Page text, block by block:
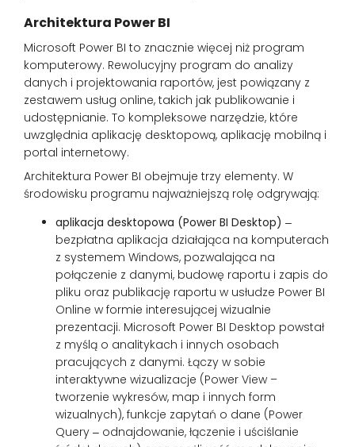
Architektura Power BI
Microsoft Power BI to znacznie więcej niż program
komputerowy. Rewolucyjny program do analizy
danych i projektowania raportów, jest powiązany z
zestawem usług online, takich jak publikowanie i
udostępnianie. To kompleksowe narzędzie, które
uwzględnia aplikację desktopową, aplikację mobilną i
portal internetowy.
Architektura Power BI obejmuje trzy elementy. W
środowisku programu najważniejszą rolę odgrywają:
aplikacja desktopowa (Power BI Desktop) ‒
bezpłatna aplikacja działająca na komputerach
z systemem Windows, pozwalająca na
połączenie z danymi, budowę raportu i zapis do
pliku oraz publikację raportu w usłudze Power BI
Online w formie interesującej wizualnie
prezentacji. Microsoft Power BI Desktop powstał
z myślą o analitykach i innych osobach
pracujących z danymi. Łączy w sobie
interaktywne wizualizacje (Power View –
tworzenie wykresów, map i innych form
wizualnych), funkcje zapytań o dane (Power
Query ‒ odnajdowanie, łączenie i uściślanie